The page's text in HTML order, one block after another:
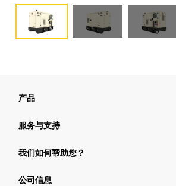
产品
服务与支持
我们如何帮助您？
公司信息